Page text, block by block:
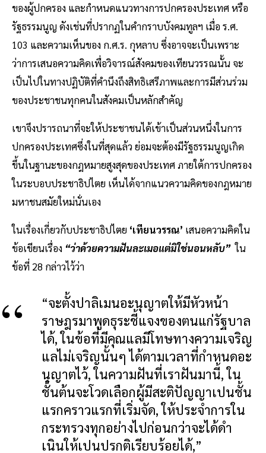
ของผู้ปกครอง และกำหนดแนวทางการปกครองประเทศ หรือ
รัฐธรรมนูญ ดังเช่นที่ปรากฏในคำกราบบังคมทูลฯ เมื่อ ร.ศ.
103 และความเห็นของ ก.ศ.ร. กุหลาบ ซึ่งอาจจะเป็นเพราะ
ว่าการเสนอความคิดเพื่อวิจารณ์สังคมของเทียนวรรณนั้น จะ
เป็นไปในทางปฏิบัติที่คำนึงถึงสิทธิเสรีภาพและการมีส่วนร่วม
ของประชาชนทุกคนในสังคมเป็นหลักสำคัญ
เขาจึงปรารถนาที่จะให้ประชาชนได้เข้าเป็นส่วนหนึ่งในการ
ปกครองประเทศซึ่งในที่สุดแล้ว ย่อมจะต้องมีรัฐธรรมนูญเกิด
ขึ้นในฐานะของกฎหมายสูงสุดของประเทศ ภายใต้การปกครอง
ในระบอบประชาธิปไตย เห็นได้จากแนวความคิดของกฎหมาย
มหาชนสมัยใหม่นั่นเอง
ในเรื่องเกี่ยวกับประชาธิปไตย ‘เทียนวรรณ’ เสนอความคิดใน
ข้อเขียนเรื่อง “ว่าด้วยความฝันละเมอแต่มิใช่นอนหลับ” ใน
ข้อที่ 28 กล่าวไว้ว่า
“จะตั้งปาลิเมนอะนุญาตให้มีหัวหน้า
ราษฎรมาพูดธุระชี้แจงของตนแก่รัฐบาล
ได้, ในข้อที่มีคุณแลมีโทษทางความเจริญ
แลไม่เจริญนั้นๆ ได้ตามเวลาที่กำหนดอะ
นุญาตไว้, ในความฝันที่เราฝันมานี้, ใน
ชั้นต้นจะโวดเลือกผู้มีสะติปัญญาเปนชั้น
แรกคราวแรกที่เริ่มจัด, ให้ประจำการใน
กระทรวงทุกอย่างไปก่อนกว่าจะได้ดำ
เนินให้เปนปรกติเรียบร้อยได้,”